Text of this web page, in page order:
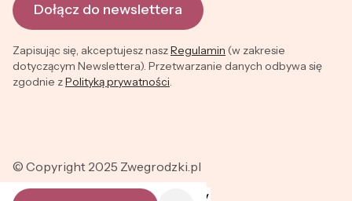
Dołącz do newslettera
Zapisując się, akceptujesz naszRegulamin (w zakresie
dotyczącym Newslettera). Przetwarzanie danych odbywa się
zgodnie zPolityką prywatności.
© Copyright 2025 Zwegrodzki.pl